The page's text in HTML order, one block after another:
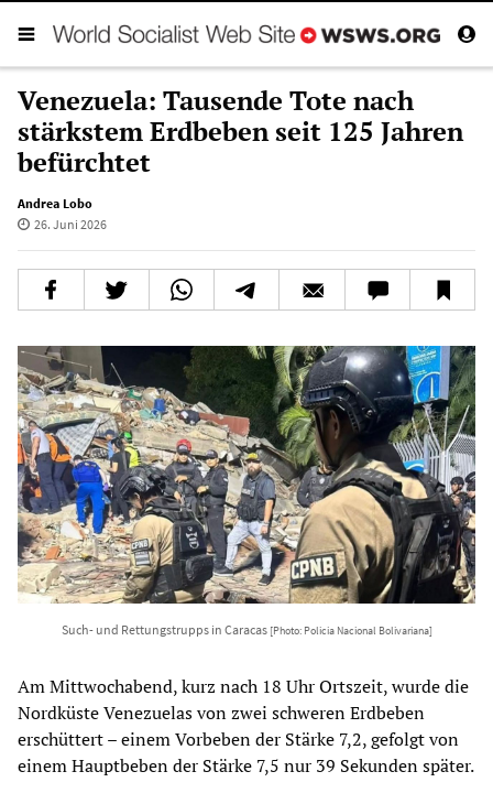
Venezuela: Tausende Tote nach
stärkstem Erdbeben seit 125 Jahren
befürchtet
Andrea Lobo
26. Juni 2026
Such- und Rettungstrupps in Caracas [Photo: Policia Nacional Bolivariana]
Am Mittwochabend, kurz nach 18 Uhr Ortszeit, wurde die
Nordküste Venezuelas von zwei schweren Erdbeben
erschüttert – einem Vorbeben der Stärke 7,2, gefolgt von
einem Hauptbeben der Stärke 7,5 nur 39 Sekunden später.